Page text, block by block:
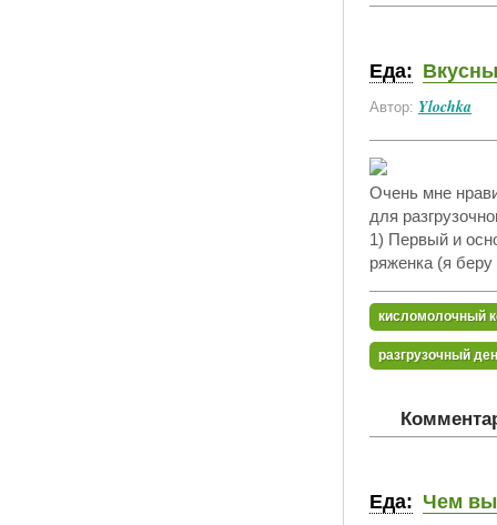
Еда:
Автор: Ylochka
Очень мне
для
1) Первый и
ряженка (я
кисломолочный
разгрузочный
Еда: Чем вы